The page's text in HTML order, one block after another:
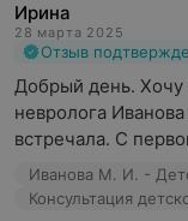
Ирина
28 марта 2025
Отзыв
Добрый день. Хочу
невролога
встречала. С
Иванова М. И. -
Консультация